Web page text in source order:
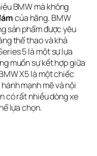
BMW mà không
của hãng. BMW
sản phẩm được yêu
thể thao và khả
5 là một sự lựa
muốn sự kết hợp giữa
X5 là một chiếc
mạnh mẽ và nội
có rất nhiều dòng xe
lựa chọn.